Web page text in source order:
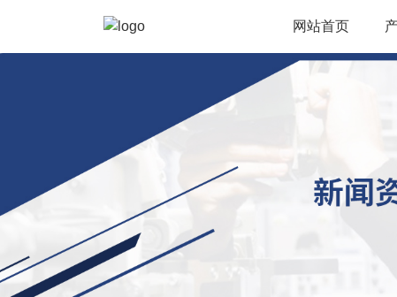
网站首页